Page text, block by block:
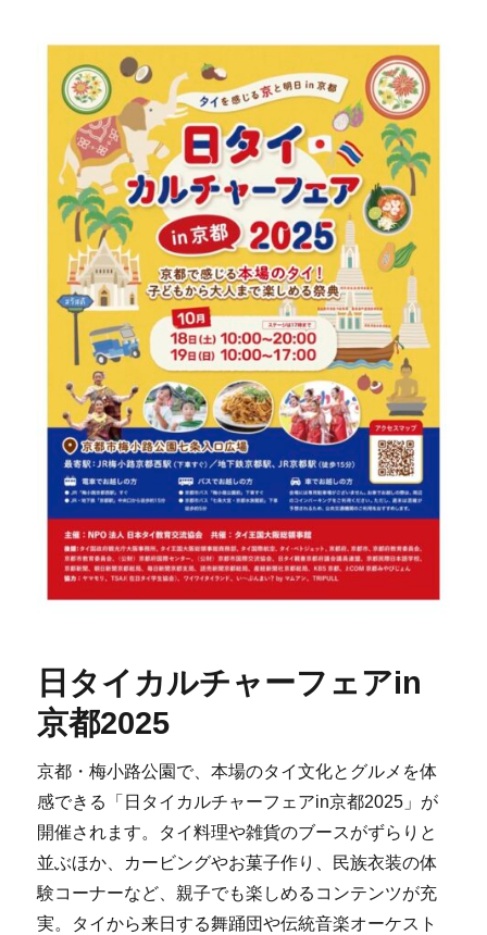
日タイカルチャーフェアin
京都2025
京都・梅小路公園で、本場のタイ文化とグルメを体
感できる「日タイカルチャーフェアin京都2025」が
開催されます。タイ料理や雑貨のブースがずらりと
並ぶほか、カービングやお菓子作り、民族衣装の体
験コーナーなど、親子でも楽しめるコンテンツが充
実。タイから来日する舞踊団や伝統音楽オーケスト